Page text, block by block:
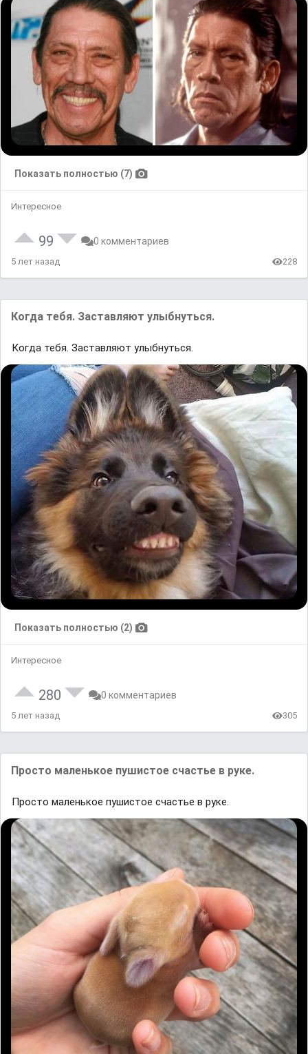
Показать полностью (7)
Интересное
99 0 комментариев
5 лет назад 228
Когда тебя. Заставляют улыбнуться.
Когда тебя. Заставляют улыбнуться.
Показать полностью (2)
Интересное
280 0 комментариев
5 лет назад 305
Просто маленькое пушистое счастье в руке.
Просто маленькое пушистое счастье в руке.